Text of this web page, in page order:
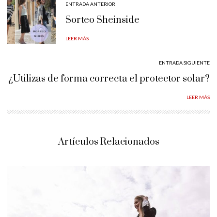
ENTRADA ANTERIOR
Sorteo Sheinside
LEER MÁS
ENTRADA SIGUIENTE
¿Utilizas de forma correcta el protector solar?
LEER MÁS
Artículos Relacionados